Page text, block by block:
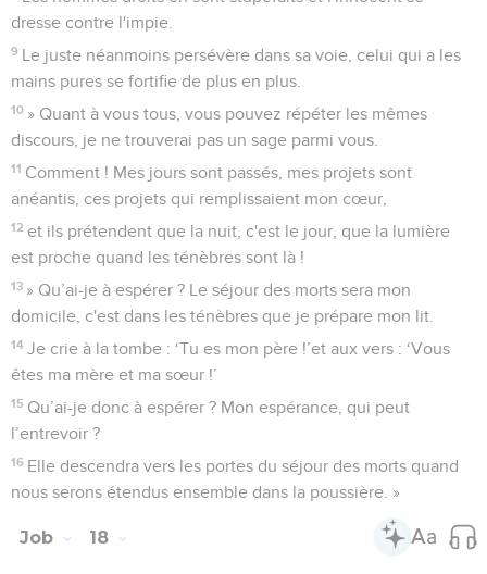
dresse contre l'impie.
9 Le juste néanmoins persévère dans sa voie, celui qui a les
mains pures se fortifie de plus en plus.
10 » Quant à vous tous, vous pouvez répéter les mêmes
discours, je ne trouverai pas un sage parmi vous.
11 Comment ! Mes jours sont passés, mes projets sont
anéantis, ces projets qui remplissaient mon cœur,
12 et ils prétendent que la nuit, c'est le jour, que la lumière
est proche quand les ténèbres sont là !
13 » Qu’ai-je à espérer ? Le séjour des morts sera mon
domicile, c'est dans les ténèbres que je prépare mon lit.
14 Je crie à la tombe : ‘Tu es mon père !’et aux vers : ‘Vous
êtes ma mère et ma sœur !’
15 Qu’ai-je donc à espérer ? Mon espérance, qui peut
l’entrevoir ?
16 Elle descendra vers les portes du séjour des morts quand
nous serons étendus ensemble dans la poussière. »
Job 18